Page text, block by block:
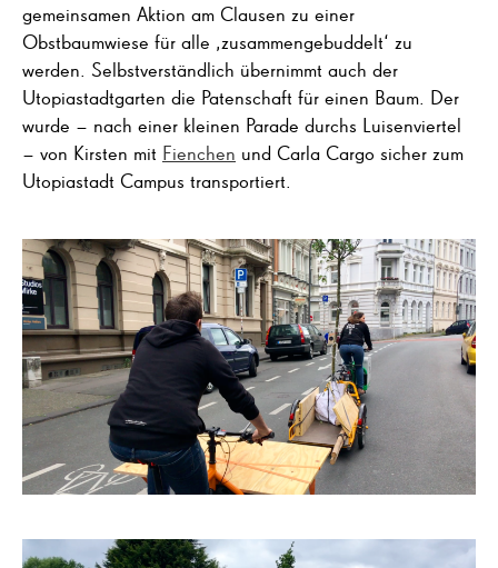
gemeinsamen Aktion am Clausen zu einer
Obstbaumwiese für alle ‚zusammengebuddelt‘ zu
werden. Selbstverständlich übernimmt auch der
Utopiastadtgarten die Patenschaft für einen Baum. Der
wurde – nach einer kleinen Parade durchs Luisenviertel
– von Kirsten mit Fienchen und Carla Cargo sicher zum
Utopiastadt Campus transportiert.